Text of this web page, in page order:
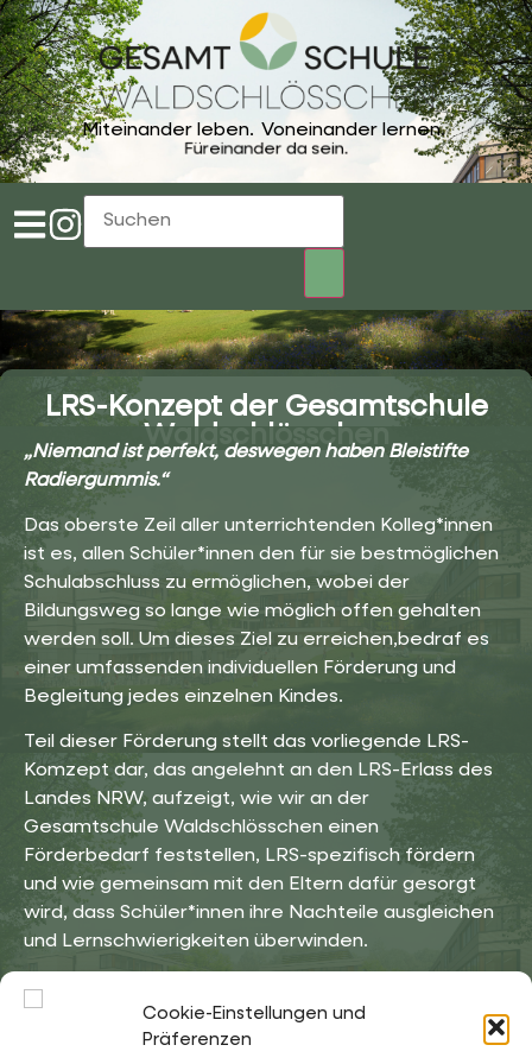
Cookie-Einstellungen und
Präferenzen
Miteinander leben. Voneinander lernen.
Füreinander da sein.
LRS-Konzept der Gesamtschule
Waldschlösschen
„Niemand ist perfekt, deswegen haben Bleistifte
Radiergummis.“
Das oberste Zeil aller unterrichtenden Kolleg*innen
ist es, allen Schüler*innen den für sie bestmöglichen
Schulabschluss zu ermöglichen, wobei der
Bildungsweg so lange wie möglich offen gehalten
werden soll. Um dieses Ziel zu erreichen,bedraf es
einer umfassenden individuellen Förderung und
Begleitung jedes einzelnen Kindes.
Teil dieser Förderung stellt das vorliegende LRS-
Komzept dar, das angelehnt an den LRS-Erlass des
Landes NRW, aufzeigt, wie wir an der
Gesamtschule Waldschlösschen einen
Förderbedarf feststellen, LRS-spezifisch fördern
und wie gemeinsam mit den Eltern dafür gesorgt
wird, dass Schüler*innen ihre Nachteile ausgleichen
und Lernschwierigkeiten überwinden.
Lesen Sie weiter unter
Gesamtschule Waldschlösschen